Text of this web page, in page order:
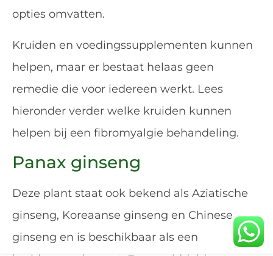
opties omvatten.
Kruiden en voedingssupplementen kunnen
helpen, maar er bestaat helaas geen
remedie die voor iedereen werkt. Lees
hieronder verder welke kruiden kunnen
helpen bij een fibromyalgie behandeling.
Panax ginseng
Deze plant staat ook bekend als Aziatische
ginseng, Koreaanse ginseng en Chinese
ginseng en is beschikbaar als een